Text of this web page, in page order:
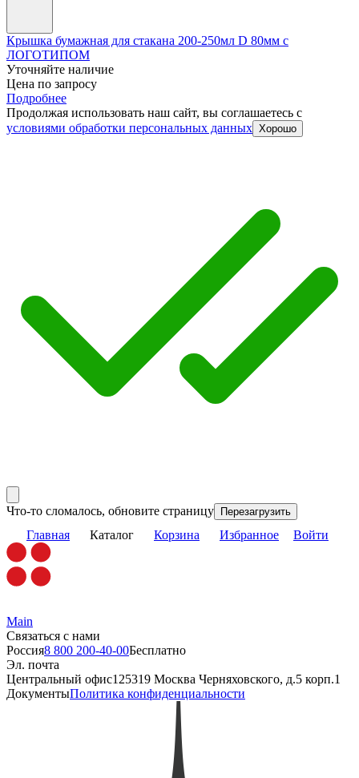
Крышка бумажная для стакана 200-250мл D 80мм с
ЛОГОТИПОМ
Уточняйте наличие
Цена по запросу
Подробнее
Продолжая использовать наш сайт, вы соглашаетесь c
условиями обработки персональных данных Хорошо
Что-то сломалось, обновите страницу Перезагрузить
Главная Каталог Корзина Избранное Войти
Main
Связаться с нами
Россия8 800 200-40-00Бесплатно
Эл. почта
Центральный офис125319 Москва Черняховского, д.5 корп.1
ДокументыПолитика конфиденциальности